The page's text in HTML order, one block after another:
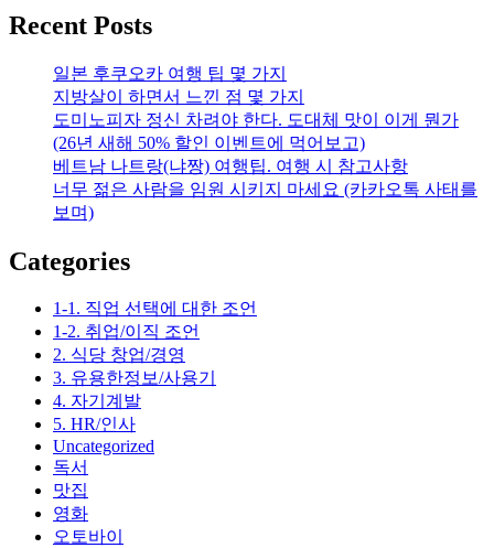
인
시
바
뀌
어
야
한
다.
니
법
인
택
시
로
대
체
하
던
가…
Recent Posts
일본 후쿠오카 여행 팁 몇 가지
지방살이 하면서 느낀 점 몇 가지
도미노피자 정신 차려야 한다. 도대체 맛이 이게 뭔가
(26년 새해 50% 할인 이벤트에 먹어보고)
베트남 나트랑(냐짱) 여행팁. 여행 시 참고사항
너무 젊은 사람을 임원 시키지 마세요 (카카오톡 사태를
보며)
Categories
1-1. 직업 선택에 대한 조언
1-2. 취업/이직 조언
2. 식당 창업/경영
3. 유용한정보/사용기
4. 자기계발
5. HR/인사
Uncategorized
독서
맛집
영화
오토바이